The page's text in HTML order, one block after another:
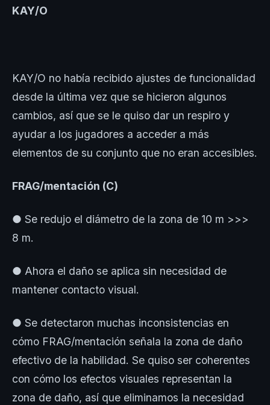
KAY/O
KAY/O no había recibido ajustes de funcionalidad
desde la última vez que se hicieron algunos
cambios, así que se le quiso dar un respiro y
ayudar a los jugadores a acceder a más
elementos de su conjunto que no eran accesibles.
FRAG/mentación (C)
● Se redujo el diámetro de la zona de 10 m >>>
8 m.
● Ahora el daño se aplica sin necesidad de
mantener contacto visual.
● Se detectaron muchas inconsistencias en
cómo FRAG/mentación señala la zona de daño
efectivo de la habilidad. Se quiso ser coherentes
con cómo los efectos visuales representan la
zona de daño, así que eliminamos la necesidad